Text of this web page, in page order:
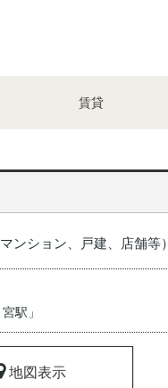
賃貸
ンション、戸建、店舗等
駅 」
地図表示